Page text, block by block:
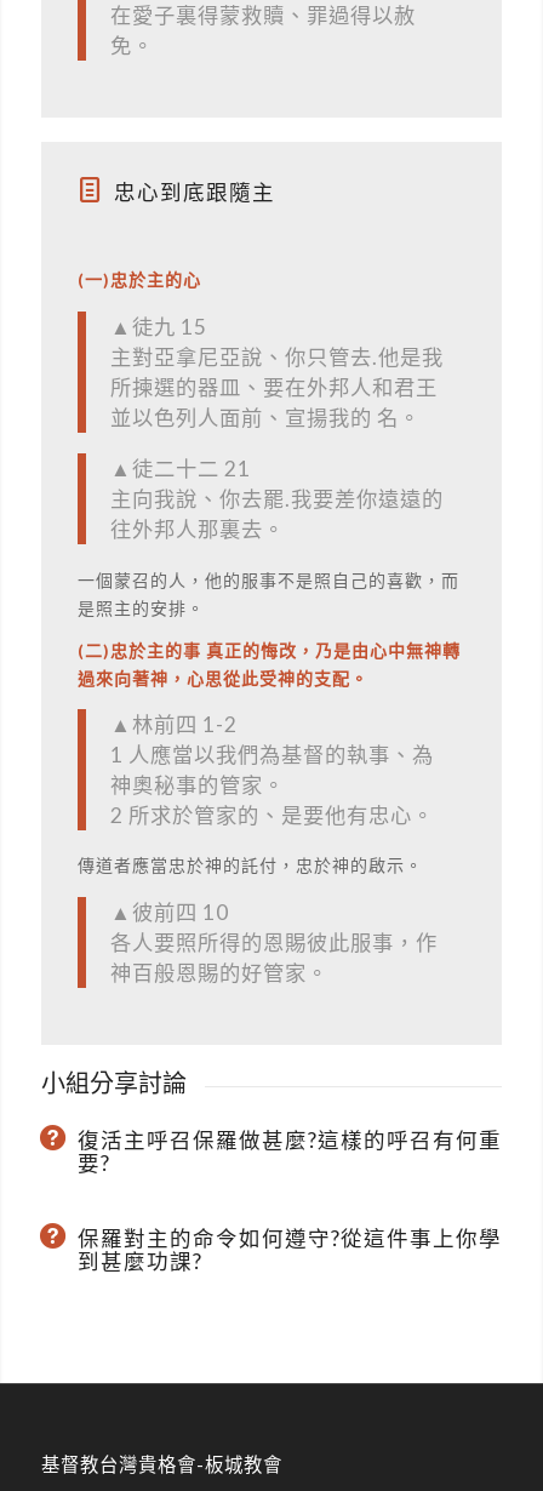
在愛子裏得蒙救贖、罪過得以赦
免。
忠心到底跟隨主
(一)忠於主的心
▲徒九 15
主對亞拿尼亞說、你只管去.他是我
所揀選的器皿、要在外邦人和君王
並以色列人面前、宣揚我的 名。
▲徒二十二 21
主向我說、你去罷.我要差你遠遠的
往外邦人那裏去。
一個蒙召的人，他的服事不是照自己的喜歡，而
是照主的安排。
(二)忠於主的事 真正的悔改，乃是由心中無神轉
過來向著神，心思從此受神的支配。
▲林前四 1-2
1 人應當以我們為基督的執事、為
神奧秘事的管家。
2 所求於管家的、是要他有忠心。
傳道者應當忠於神的託付，忠於神的啟示。
▲彼前四 10
各人要照所得的恩賜彼此服事，作
神百般恩賜的好管家。
小組分享討論
復活主呼召保羅做甚麼?這樣的呼召有何重
要?
保羅對主的命令如何遵守?從這件事上你學
到甚麼功課?
基督教台灣貴格會-板城教會